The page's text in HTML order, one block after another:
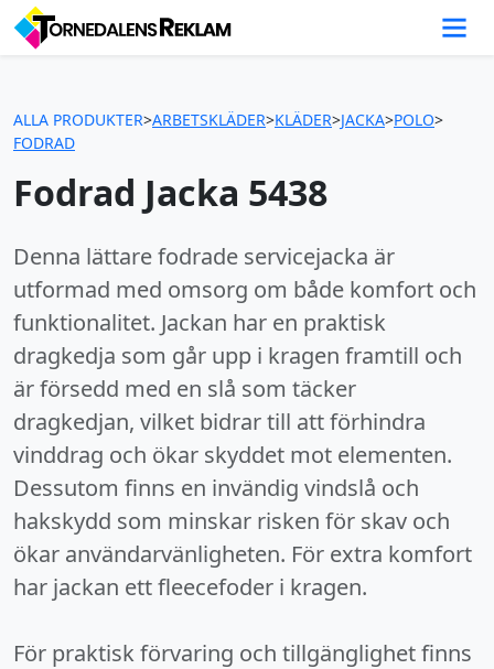
ALLA PRODUKTER>ARBETSKLÄDER>KLÄDER>JACKA>POLO>
FODRAD
Fodrad Jacka 5438
Denna lättare fodrade servicejacka är
utformad med omsorg om både komfort och
funktionalitet. Jackan har en praktisk
dragkedja som går upp i kragen framtill och
är försedd med en slå som täcker
dragkedjan, vilket bidrar till att förhindra
vinddrag och ökar skyddet mot elementen.
Dessutom finns en invändig vindslå och
hakskydd som minskar risken för skav och
ökar användarvänligheten. För extra komfort
har jackan ett fleecefoder i kragen.
För praktisk förvaring och tillgänglighet finns